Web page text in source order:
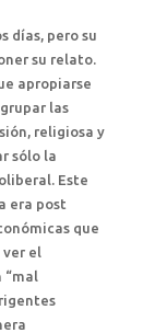
días, pero su
su relato.
apropiarse
las
religiosa y
sólo la
Este
era post
que
ver el
“mal